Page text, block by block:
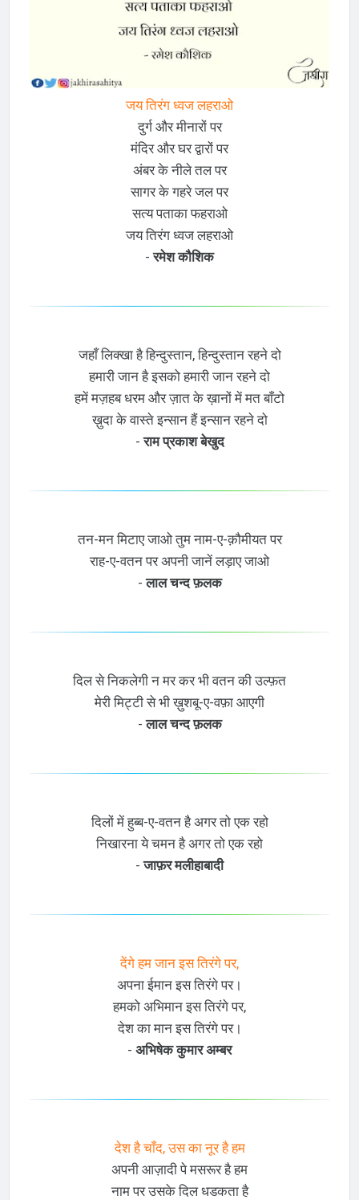
जय तिरंग ध्वज लहराओ
दुर्ग और मीनारों पर
मंदिर और घर द्वारों पर
अंबर के नीले तल पर
सागर के गहरे जल पर
सत्य पताका फहराओ
जय तिरंग ध्वज लहराओ
-रमेश कौशिक
जहाँ लिक्खा है हिन्दुस्तान, हिन्दुस्तान रहने दो
हमारी जान है इसको हमारी जान रहने दो
हमें मज़हब धरम और ज़ात के ख़ानों में मत बाँटो
ख़ुदा के वास्ते इन्सान हैं इन्सान रहने दो
-राम प्रकाश बेखुद
तन-मन मिटाए जाओ तुम नाम-ए-क़ौमीयत पर
राह-ए-वतन पर अपनी जानें लड़ाए जाओ
-लाल चन्द फ़लक
दिल से निकलेगी न मर कर भी वतन की उल्फ़त
मेरी मिट्टी से भी ख़ुशबू-ए-वफ़ा आएगी
-लाल चन्द फ़लक
दिलों में हुब्ब-ए-वतन है अगर तो एक रहो
निखारना ये चमन है अगर तो एक रहो
-जाफ़र मलीहाबादी
देंगे हम जान इस तिरंगे पर,
अपना ईमान इस तिरंगे पर।
हमको अभिमान इस तिरंगे पर,
देश का मान इस तिरंगे पर।
- अभिषेक कुमार अम्बर
देश है चाँद, उस का नूर है हम
अपनी आज़ादी पे मसरूर है हम
नाम पर उसके दिल धडकता है